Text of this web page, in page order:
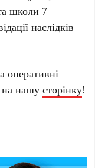
школи 7
наслідків
оперативні
на нашусторінку!